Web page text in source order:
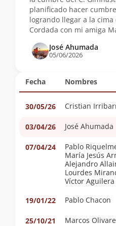
Fecha Nombres
30/05/26 Cristian
03/04/26 José Ahumada
07/04/24
Pablo
María Jesús
Alejandro
Lourdes
Víctor Aguilera
19/01/22
Pablo Chacon
25/10/21 Marcos
planificado hacer
logrando llegar a la
Cordada con mi amiga
José Ahumada
05/06/2026